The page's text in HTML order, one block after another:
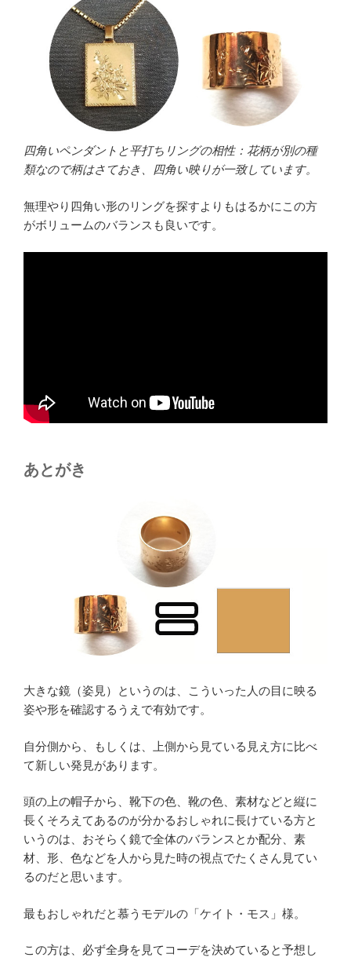
四角いペンダントと平打ちリングの相性：花柄が別の種
類なので柄はさておき、四角い映りが一致しています。
無理やり四角い形のリングを探すよりもはるかにこの方
がボリュームのバランスも良いです。
あとがき
大きな鏡（姿見）というのは、こういった人の目に映る
姿や形を確認するうえで有効です。
自分側から、もしくは、上側から見ている見え方に比べ
て新しい発見があります。
頭の上の帽子から、靴下の色、靴の色、素材などと縦に
長くそろえてあるのが分かるおしゃれに長けている方と
いうのは、おそらく鏡で全体のバランスとか配分、素
材、形、色などを人から見た時の視点でたくさん見てい
るのだと思います。
最もおしゃれだと慕うモデルの「ケイト・モス」様。
この方は、必ず全身を見てコーデを決めていると予想し